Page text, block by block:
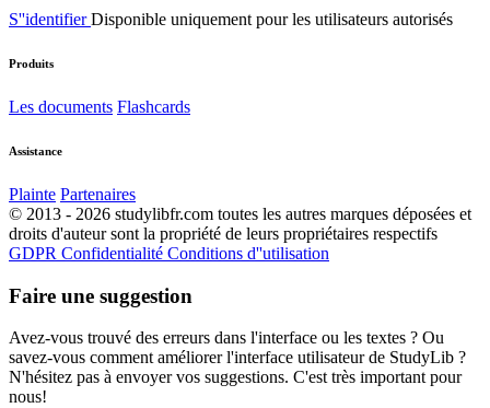
S''identifierDisponible uniquement pour les utilisateurs autorisés
Produits
Les documents Flashcards
Assistance
Plainte Partenaires
© 2013 - 2026 studylibfr.com toutes les autres marques déposées et
droits d'auteur sont la propriété de leurs propriétaires respectifs
GDPR Confidentialité Conditions d''utilisation
Faire une suggestion
Avez-vous trouvé des erreurs dans l'interface ou les textes ? Ou
savez-vous comment améliorer l'interface utilisateur de StudyLib ?
N'hésitez pas à envoyer vos suggestions. C'est très important pour
nous!